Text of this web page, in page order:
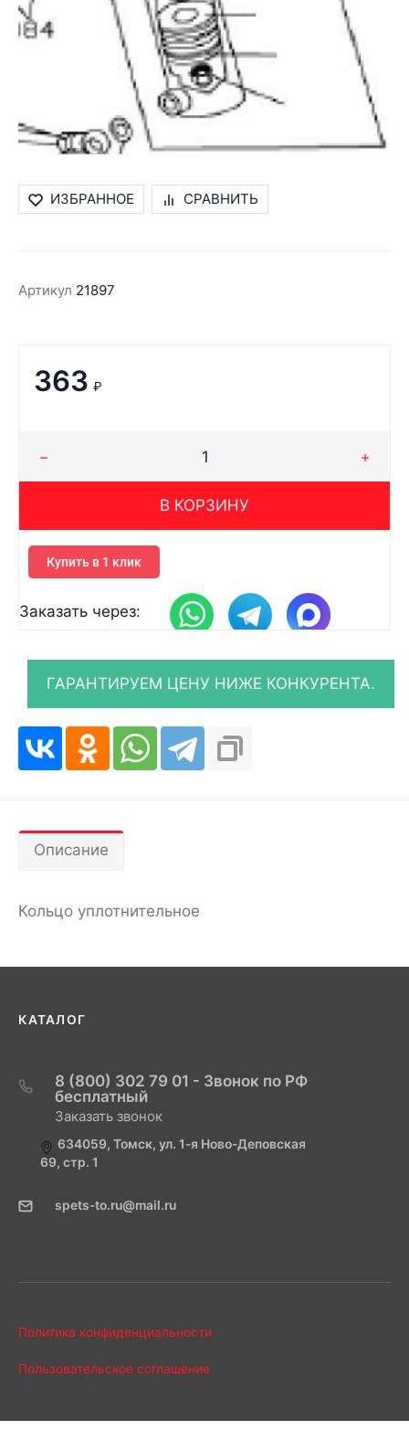
ИЗБРАННОЕ СРАВНИТЬ
Артикул 21897
363 ₽
В КОРЗИНУ
Купить в 1 клик
Заказать через:
Описание
Кольцо уплотнительное
КАТАЛОГ
8 (800) 302 79 01 - Звонок по РФ
бесплатный
Заказать звонок
634059, Томск, ул. 1-я Ново-Деповская
69, стр. 1
spets-to.ru@mail.ru
Политика конфиденциальности
Пользовательское соглашение